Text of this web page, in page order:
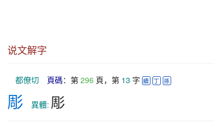
说文解字
都僚切 頁碼：第 296 頁，第 13 字 續 丁 孫
彫 異體: 彫